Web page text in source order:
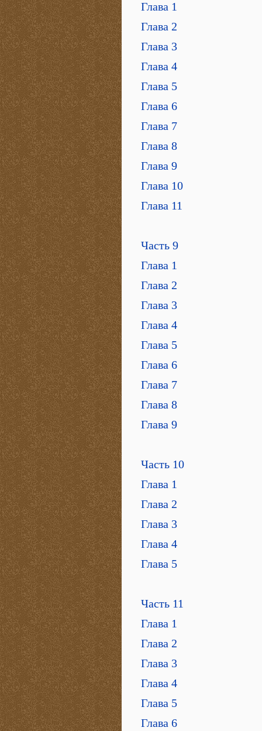
Глава 1
Глава 2
Глава 3
Глава 4
Глава 5
Глава 6
Глава 7
Глава 8
Глава 9
Глава 10
Глава 11
Часть 9
Глава 1
Глава 2
Глава 3
Глава 4
Глава 5
Глава 6
Глава 7
Глава 8
Глава 9
Часть 10
Глава 1
Глава 2
Глава 3
Глава 4
Глава 5
Часть 11
Глава 1
Глава 2
Глава 3
Глава 4
Глава 5
Глава 6